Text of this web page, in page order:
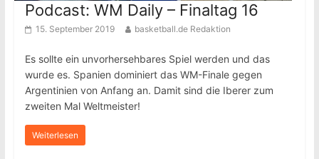
Podcast: WM Daily – Finaltag 16
15. September 2019 basketball.de Redaktion
Es sollte ein unvorhersehbares Spiel werden und das
wurde es. Spanien dominiert das WM-Finale gegen
Argentinien von Anfang an. Damit sind die Iberer zum
zweiten Mal Weltmeister!
Weiterlesen